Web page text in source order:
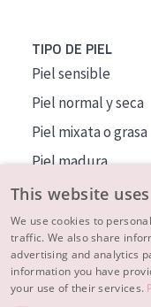
TIPO DE PIEL
Piel sensible
Piel normal y seca
Piel mixata o grasa
Piel madura
Piel expuesta al sol
Piel menopáusica
MÁS SOBRE
INSPIRACIÓN
This website
We use cookies to
traffic. We also share
advertising and analytics
information you have
your use of their services.